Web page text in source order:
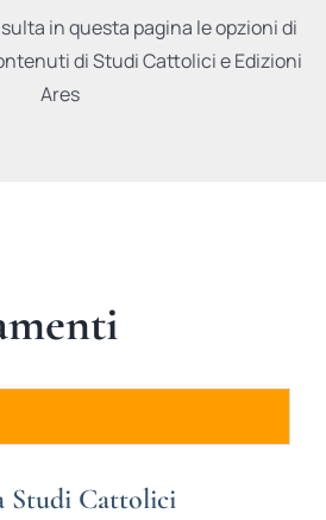
RECENSIONI
in questa pagina le opzioni di
di Studi Cattolici e Edizioni
Ares
Studi Cattolici